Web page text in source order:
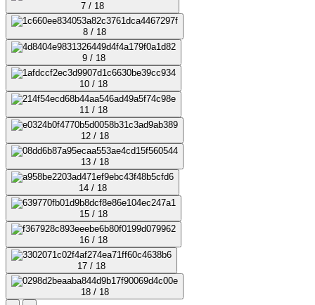
7 / 18
8 / 18
9 / 18
10 / 18
11 / 18
12 / 18
13 / 18
14 / 18
15 / 18
16 / 18
17 / 18
18 / 18